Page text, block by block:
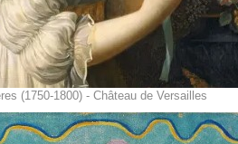
(1750-1800) - Château de Versailles